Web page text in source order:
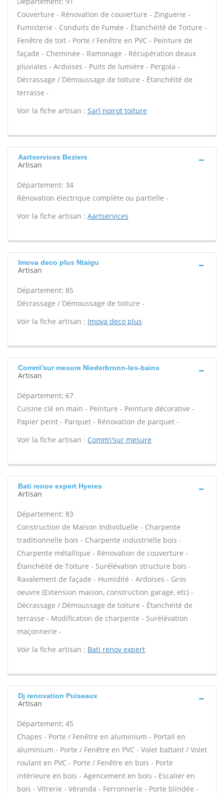
Couverture - Rénovation de couverture - Zinguerie -
Fumisterie - Conduits de Fumée - Étanchéité de Toiture -
Fenêtre de toit - Porte / Fenêtre en PVC - Peinture de
façade - Cheminée - Ramonage - Récupération deaux
pluviales - Ardoises - Puits de lumière - Pergola -
Décrassage / Démoussage de toiture - Étanchéité de
terrasse -
Voir la fiche artisan : Sarl noirot toiture
Aartservices Beziers
Artisan
Département: 34
Rénovation électrique complète ou partielle -
Voir la fiche artisan : Aartservices
Imova deco plus Ntaigu
Artisan
Département: 85
Décrassage / Démoussage de toiture -
Voir la fiche artisan : Imova deco plus
Comm\'sur mesure Niederbronn-les-bains
Artisan
Département: 67
Cuisine clé en main - Peinture - Peinture décorative -
Papier peint - Parquet - Rénovation de parquet -
Voir la fiche artisan : Comm\'sur mesure
Bati renov expert Hyeres
Artisan
Département: 83
Construction de Maison Individuelle - Charpente
traditionnelle bois - Charpente industrielle bois -
Charpente métallique - Rénovation de couverture -
Étanchéité de Toiture - Surélévation structure bois -
Ravalement de façade - Humidité - Ardoises - Gros
oeuvre (Extension maison, construction garage, etc) -
Décrassage / Démoussage de toiture - Étanchéité de
terrasse - Modification de charpente - Surélévation
maçonnerie -
Voir la fiche artisan : Bati renov expert
Dj renovation Puiseaux
Artisan
Département: 45
Chapes - Porte / Fenêtre en aluminium - Portail en
aluminium - Porte / Fenêtre en PVC - Volet battant / Volet
roulant en PVC - Porte / Fenêtre en bois - Porte
intérieure en bois - Agencement en bois - Escalier en
bois - Vitrerie - Véranda - Ferronnerie - Porte blindée -